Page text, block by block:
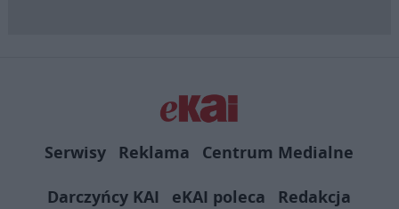
Serwisy Reklama
Centrum Medialne
Darczyńcy KAI
eKAI poleca
Redakcja